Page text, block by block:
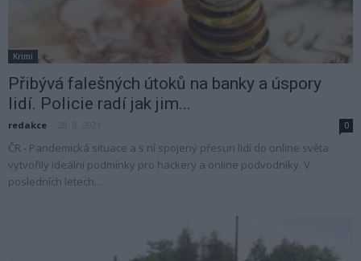
Krimi
Přibývá falešných útoků na banky a úspory
lidí. Policie radí jak jim...
redakce 0
ČR - Pandemická situace a s ní spojený přesun lidí do online světa
vytvořily ideální podmínky pro hackery a online podvodníky. V
posledních letech...